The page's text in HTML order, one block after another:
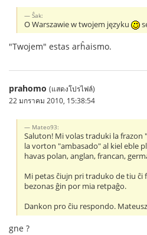
Ŝak:
O Warszawie w twojem języku
"Twojem" estas arĥaismo.
prahomo (แสดงโปรไฟล์)
22 มกราคม 2010, 15:38:54
Mateo93:
Saluton! Mi volas traduki la frazon
la vorton "ambasado" al kiel eble
havas polan, anglan, francan,
Mi petas ĉiujn pri traduko de tiu ĉi
bezonas ĝin por mia retpaĝo.
Dankon pro ĉiu respondo. Mateusz
gne ?